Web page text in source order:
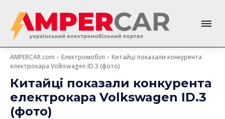
AMPERCAR.com Електромобілі
Китайці показали конкурента
електрокара Volkswagen ID.3 (фото)
Китайці показали конкурента
електрокара Volkswagen ID.3
(фото)